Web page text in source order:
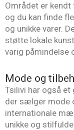
Området er kendt
og du kan finde
og unikke varer.
støtte lokale
varig påmindelse
Mode og
Tsilivi har også
der sælger mode
internationale
unikke og